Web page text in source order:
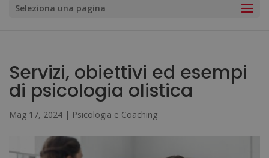
Seleziona una pagina
Servizi, obiettivi ed esempi
di psicologia olistica
Mag 17, 2024 | Psicologia e Coaching